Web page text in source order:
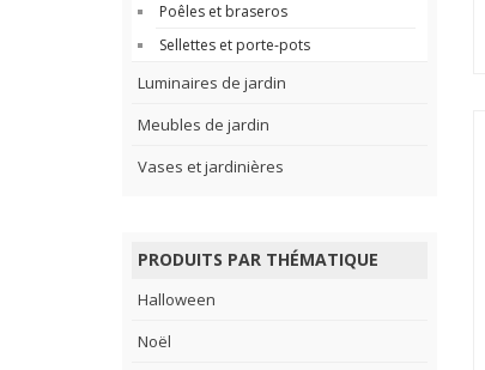
Poêles et braseros
Sellettes et porte-pots
Luminaires de jardin
Meubles de jardin
Vases et jardinières
PRODUITS PAR THÉMATIQUE
Halloween
Noël